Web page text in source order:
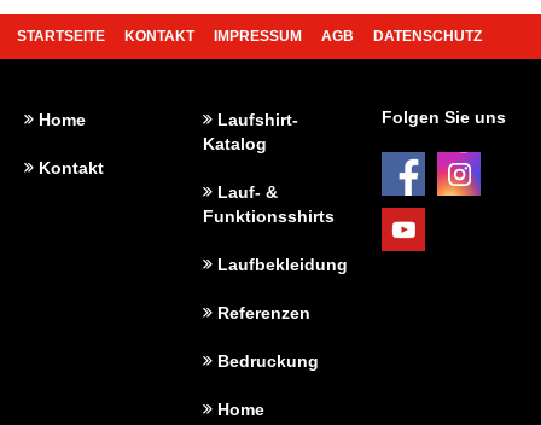
STARTSEITE KONTAKT IMPRESSUM AGB DATENSCHUTZ
Home
Kontakt
Laufshirt-
Katalog
Lauf- &
Funktionsshirts
Laufbekleidung
Referenzen
Bedruckung
Home
Folgen Sie uns